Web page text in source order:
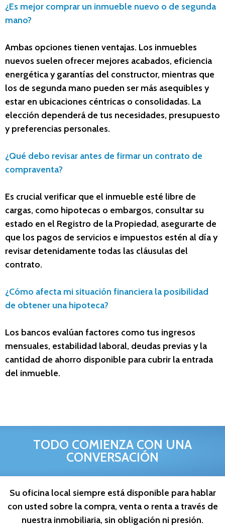
¿Es mejor comprar un inmueble nuevo o de segunda
mano?
Ambas opciones tienen ventajas. Los inmuebles
nuevos suelen ofrecer mejores acabados, eficiencia
energética y garantías del constructor, mientras que
los de segunda mano pueden ser más asequibles y
estar en ubicaciones céntricas o consolidadas. La
elección dependerá de tus necesidades, presupuesto
y preferencias personales.
¿Qué debo revisar antes de firmar un contrato de
compraventa?
Es crucial verificar que el inmueble esté libre de
cargas, como hipotecas o embargos, consultar su
estado en el Registro de la Propiedad, asegurarte de
que los pagos de servicios e impuestos estén al día y
revisar detenidamente todas las cláusulas del
contrato.
¿Cómo afecta mi situación financiera la posibilidad
de obtener una hipoteca?
Los bancos evalúan factores como tus ingresos
mensuales, estabilidad laboral, deudas previas y la
cantidad de ahorro disponible para cubrir la entrada
del inmueble.
TODO COMIENZA CON UNA
CONVERSACIÓN
Su oficina local siempre está disponible para hablar
con usted sobre la compra, venta o renta a través de
nuestra inmobiliaria, sin obligación ni presión.